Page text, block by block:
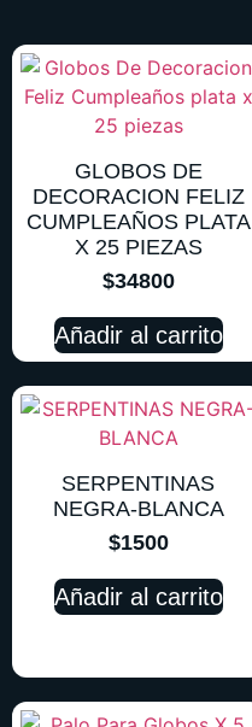
GLOBOS DE
DECORACION FELIZ
CUMPLEAÑOS PLATA
X 25 PIEZAS
$34800
Añadir al carrito
SERPENTINAS
NEGRA-BLANCA
$1500
Añadir al carrito